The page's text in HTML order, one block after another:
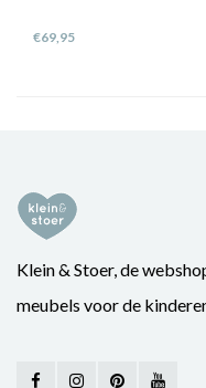
€69,95
Klein & Stoer, de
meubels voor de